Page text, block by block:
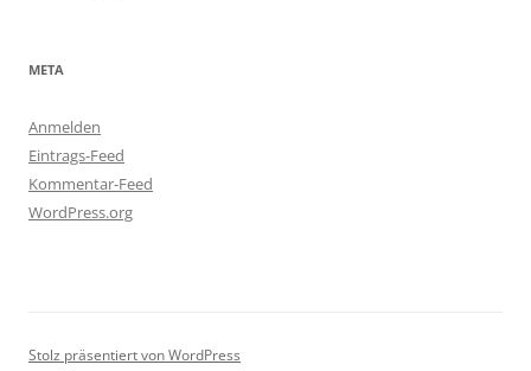
META
Anmelden
Eintrags-Feed
Kommentar-Feed
WordPress.org
Stolz präsentiert von WordPress